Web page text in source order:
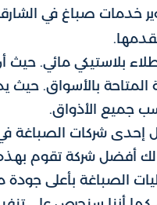
خدمات صباغ في الشارقة
بلاستيكي مائي. حيث
بالأسواق. حيث
جميع الأذواق.
إحدى شركات الصباغة
أفضل شركة تقوم
الصباغة بأعلى جودة